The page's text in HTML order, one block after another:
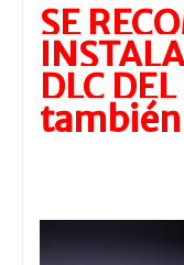
SE
DLC
también